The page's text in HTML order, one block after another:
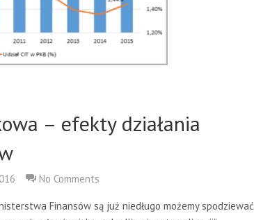
– efekty działania
No Comments
Finansów są już niedługo możemy spodziewać